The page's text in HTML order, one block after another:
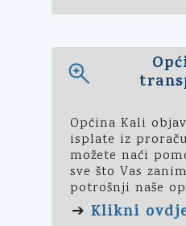
Općina Kali
isplate iz
možete naći
sve što Vas
potrošnji naše
➔ Klikni